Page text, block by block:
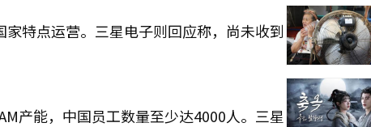
特点运营。三星电子则回应称，尚未收到
产能，中国员工数量至少达4000人。三星